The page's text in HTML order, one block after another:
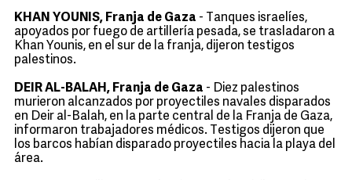
KHAN YOUNIS, Franja de Gaza - Tanques israelíes,
apoyados por fuego de artillería pesada, se trasladaron a
Khan Younis, en el sur de la franja, dijeron testigos
palestinos.
DEIR AL-BALAH, Franja de Gaza - Diez palestinos
murieron alcanzados por proyectiles navales disparados
en Deir al-Balah, en la parte central de la Franja de Gaza,
informaron trabajadores médicos. Testigos dijeron que
los barcos habían disparado proyectiles hacia la playa del
área.